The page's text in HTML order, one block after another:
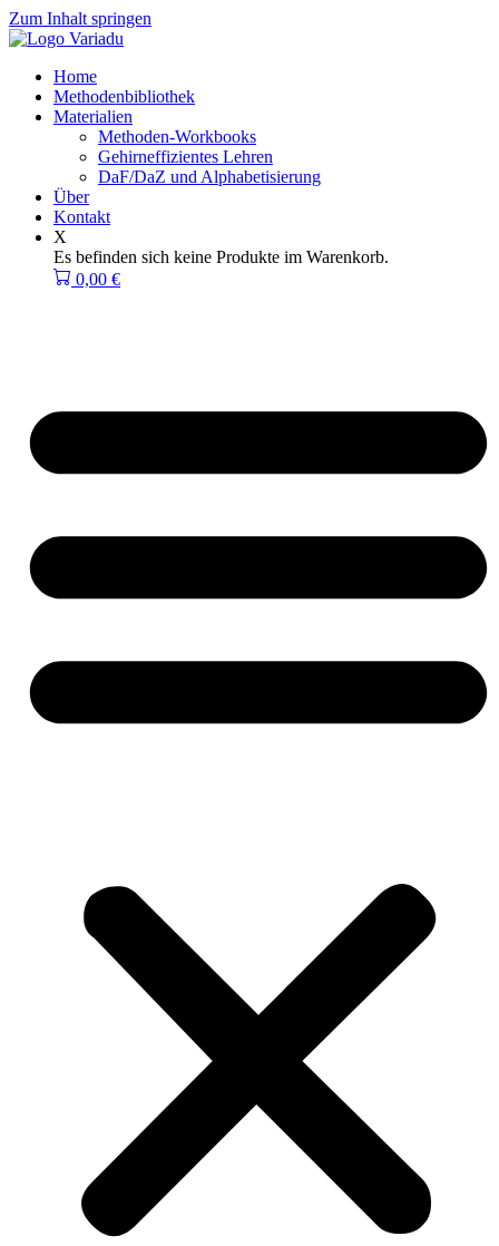
Zum Inhalt springen
Home
Methodenbibliothek
Materialien
Methoden-Workbooks
Gehirneffizientes Lehren
DaF/DaZ und Alphabetisierung
Über
Kontakt
X
Es befinden sich keine Produkte im Warenkorb.
0,00 €